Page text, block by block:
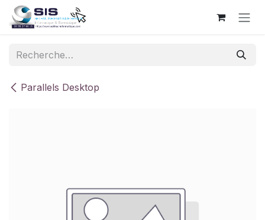
Se rendre au contenu
Parallels Desktop